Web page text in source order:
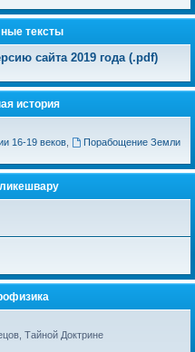
тексты
сайта 2019 года (.pdf)
история
16-19 веков,
Порабощение Земли
Тайной Доктрине